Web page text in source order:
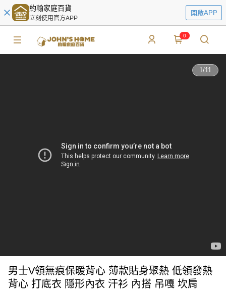
約翰家庭百貨
立刻使用官方APP
開啟APP
0
1/11
男士V領無痕保暖背心 薄款貼身聚熱 低領發熱
背心 打底衣 隱形內衣 汗衫 內搭 吊嘎 坎肩